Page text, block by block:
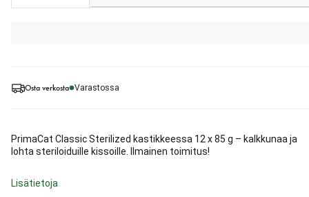
Osta verkosta Varastossa
PrimaCat Classic Sterilized kastikkeessa 12 x 85 g – kalkkunaa ja
lohta steriloiduille kissoille. Ilmainen toimitus!
Lisätietoja